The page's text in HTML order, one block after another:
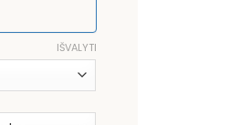
IŠVALYTI